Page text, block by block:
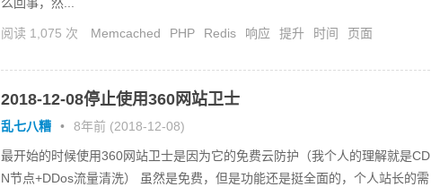
阅读 1,075 次 Memcached PHP Redis 响应 提升 时间 页面
2018-12-08停止使用360网站卫士
乱七八糟 • 8年前 (2018-12-08)
最开始的时候使用360网站卫士是因为它的免费云防护（我个人的理解就是CD
N节点+DDos流量清洗） 虽然是免费，但是功能还是挺全面的，个人站长的需